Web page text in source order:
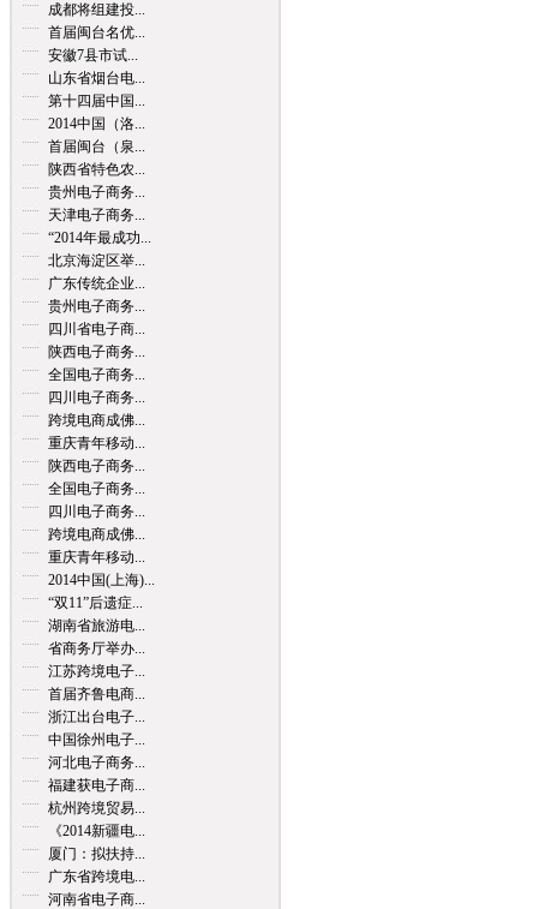
成都将组建投...
首届闽台名优...
安徽7县市试...
山东省烟台电...
第十四届中国...
2014中国（洛...
首届闽台（泉...
陕西省特色农...
贵州电子商务...
天津电子商务...
“2014年最成功...
北京海淀区举...
广东传统企业...
贵州电子商务...
四川省电子商...
陕西电子商务...
全国电子商务...
四川电子商务...
跨境电商成佛...
重庆青年移动...
陕西电子商务...
全国电子商务...
四川电子商务...
跨境电商成佛...
重庆青年移动...
2014中国(上海)...
“双11”后遗症...
湖南省旅游电...
省商务厅举办...
江苏跨境电子...
首届齐鲁电商...
浙江出台电子...
中国徐州电子...
河北电子商务...
福建获电子商...
杭州跨境贸易...
《2014新疆电...
厦门：拟扶持...
广东省跨境电...
河南省电子商...